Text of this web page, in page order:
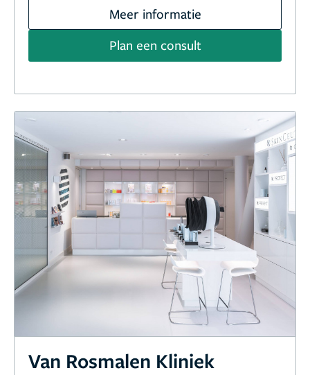
Meer informatie
Plan een consult
Van Rosmalen Kliniek